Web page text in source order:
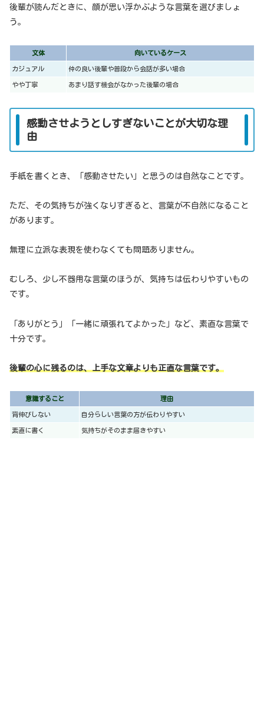
後輩が読んだときに、顔が思い浮かぶような言葉を選びましょ
う。
文体 向いているケース
カジュアル 仲の良い後輩や普段から会話が多い場合
やや丁寧 あまり話す機会がなかった後輩の場合
感動させようとしすぎないことが大切な理
由
手紙を書くとき、「感動させたい」と思うのは自然なことです。
ただ、その気持ちが強くなりすぎると、言葉が不自然になること
があります。
無理に立派な表現を使わなくても問題ありません。
むしろ、少し不器用な言葉のほうが、気持ちは伝わりやすいもの
です。
「ありがとう」「一緒に頑張れてよかった」など、素直な言葉で
十分です。
後輩の心に残るのは、上手な文章よりも正直な言葉です。
意識すること 理由
背伸びしない 自分らしい言葉の方が伝わりやすい
素直に書く 気持ちがそのまま届きやすい